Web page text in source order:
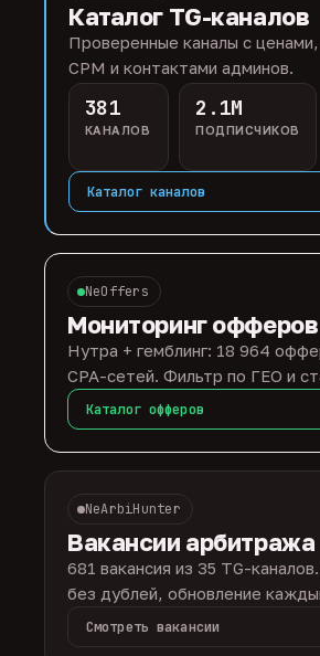
Каталог TG-каналов
Проверенные каналы с
CPM и контактами админов.
381
КАНАЛОВ
2.1M
ПОДПИСЧИКОВ
Каталог каналов
NeOffers
Мониторинг офферов
Нутра + гемблинг: 18 964
CPA-сетей. Фильтр по ГЕО и
Каталог офферов
NeArbiHunter
Вакансии арбитража
681 вакансия из 35 TG-
без дублей, обновление
Смотреть вакансии